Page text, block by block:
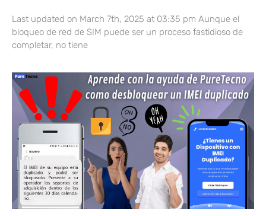
Last updated on March 7th, 2025 at 03:35 pm Aunque el
bloqueo de red de SIM puede ser un proceso fastidioso de
completar, no tiene